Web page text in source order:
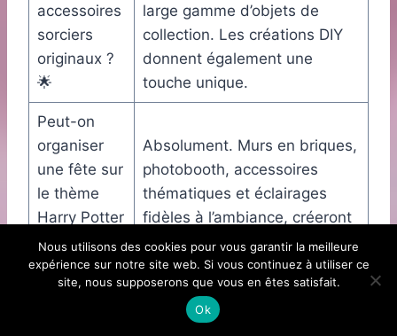
accessoires
sorciers
originaux ?
🌟
large gamme d’objets de
collection. Les créations DIY
donnent également une
touche unique.
Peut-on
organiser
une fête sur
le thème
Harry Potter
à la maison
? 🎉
Absolument. Murs en briques,
photobooth, accessoires
thématiques et éclairages
fidèles à l’ambiance, créeront
un événement inoubliable.
Nous utilisons des cookies pour vous garantir la meilleure
expérience sur notre site web. Si vous continuez à utiliser ce
site, nous supposerons que vous en êtes satisfait.
Ok